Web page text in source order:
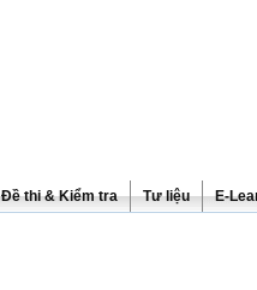
Đề thi & Kiểm tra Tư liệu E-